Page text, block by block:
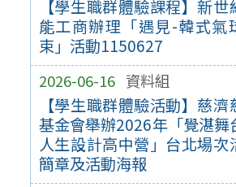
【學生職群體驗課程】新世
能工商辦理「遇見-韓式氣
束」活動1150627
2026-06-16 資料組
【學生職群體驗活動】慈濟
基金會舉辦2026年「覺湛舞
人生設計高中營」台北場次
簡章及活動海報